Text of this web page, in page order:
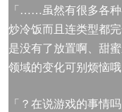
「……虽然有很多各
炒冷饭而且连类型都
是没有了放置啊、甜
领域的变化可别烦恼哦
「？在说游戏的事情